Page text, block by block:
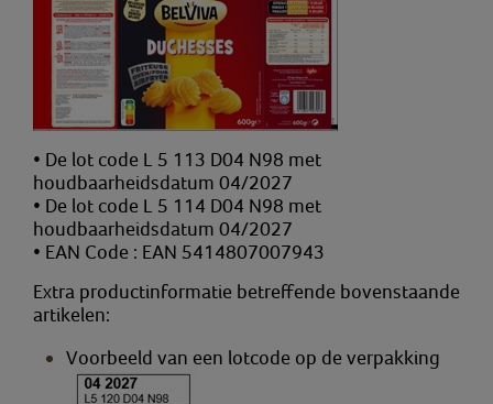
• De lot code L 5 113 D04 N98 met
houdbaarheidsdatum 04/2027
• De lot code L 5 114 D04 N98 met
houdbaarheidsdatum 04/2027
• EAN Code : EAN 5414807007943
Extra productinformatie betreffende bovenstaande
artikelen:
Voorbeeld van een lotcode op de verpakking